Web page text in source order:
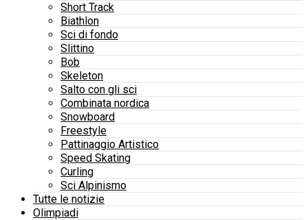
Short Track
Biathlon
Sci di fondo
Slittino
Bob
Skeleton
Salto con gli sci
Combinata nordica
Snowboard
Freestyle
Pattinaggio Artistico
Speed Skating
Curling
Sci Alpinismo
Tutte le notizie
Olimpiadi